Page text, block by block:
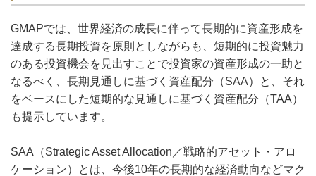
GMAPでは、世界経済の成長に伴って長期的に資産形成を
達成する長期投資を原則としながらも、短期的に投資魅力
のある投資機会を見出すことで投資家の資産形成の一助と
なるべく、長期見通しに基づく資産配分（SAA）と、それ
をベースにした短期的な見通しに基づく資産配分（TAA）
も提示しています。
SAA（Strategic Asset Allocation／戦略的アセット・アロ
ケーション）とは、今後10年の長期的な経済動向などマク